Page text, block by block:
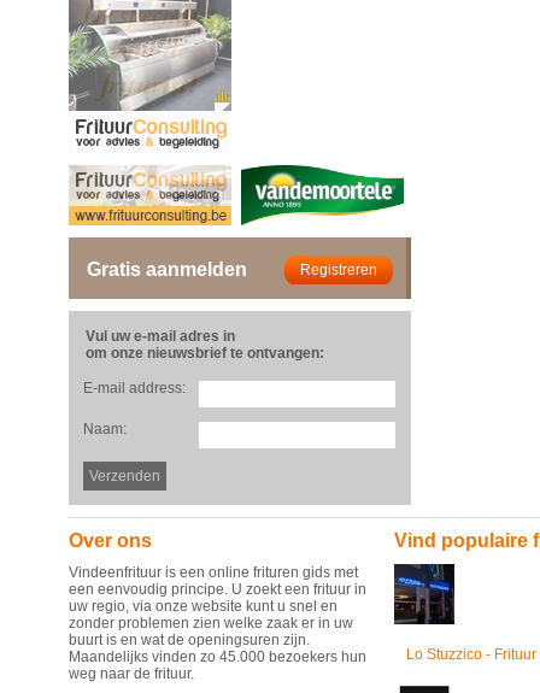
Gratis aanmelden
Vul uw e-mail adres in
om onze nieuwsbrief te ontvangen:
E-mail address:
Naam:
Over ons
Vindeenfrituur is een online frituren gids met
een eenvoudig principe. U zoekt een frituur in
uw regio, via onze website kunt u snel en
zonder problemen zien welke zaak er in uw
buurt is en wat de openingsuren zijn.
Maandelijks vinden zo 45.000 bezoekers hun
weg naar de frituur.
Vind populaire
Lo Stuzzico -